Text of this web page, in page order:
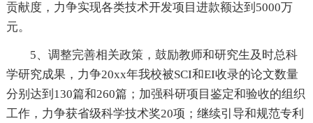
贡献度，力争实现各类技术开发项目进款额达到5000万
元。
5、调整完善相关政策，鼓励教师和研究生及时总科
学研究成果，力争20xx年我校被SCI和EI收录的论文数量
分别达到130篇和260篇；加强科研项目鉴定和验收的组织
工作，力争获省级科学技术奖20项；继续引导和规范专利